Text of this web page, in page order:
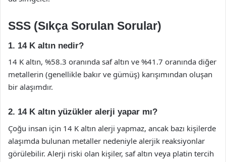
SSS (Sıkça Sorulan Sorular)
1. 14 K altın nedir?
14 K altın, %58.3 oranında saf altın ve %41.7 oranında diğer
metallerin (genellikle bakır ve gümüş) karışımından oluşan
bir alaşımdır.
2. 14 K altın yüzükler alerji yapar mı?
Çoğu insan için 14 K altın alerji yapmaz, ancak bazı kişilerde
alaşımda bulunan metaller nedeniyle alerjik reaksiyonlar
görülebilir. Alerji riski olan kişiler, saf altın veya platin tercih